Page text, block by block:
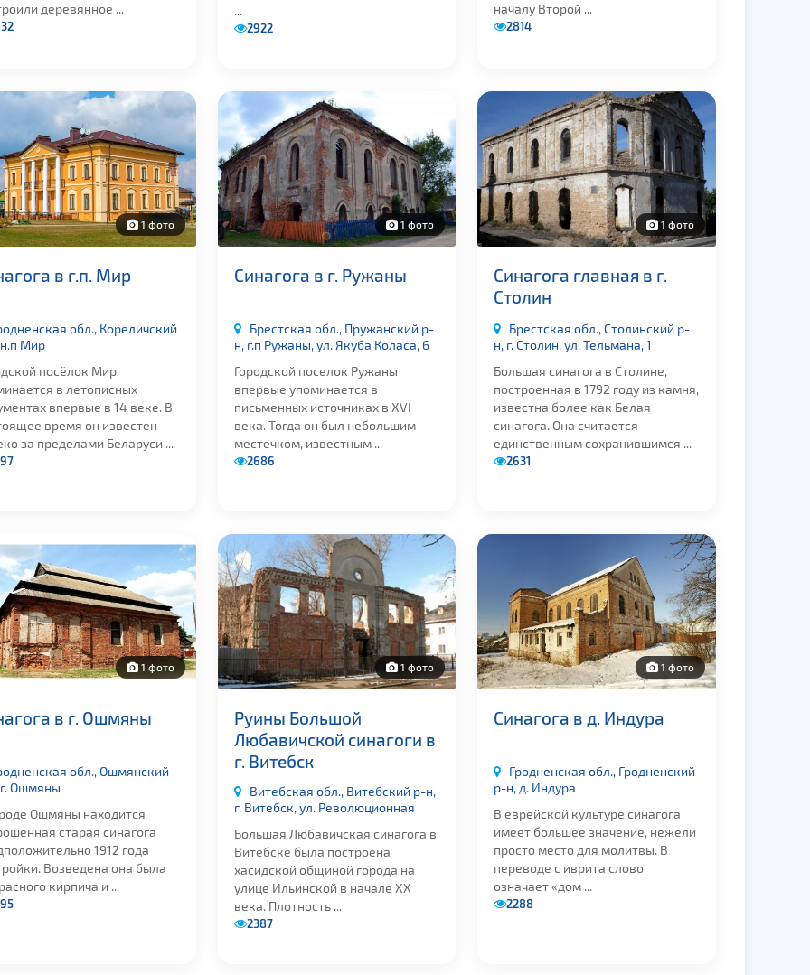
деревянное ...
...
2922
началу Второй ...
2814
1 фото
в г.п. Мир
обл., Кореличский
Мир
посёлок Мир
в летописных
впервые в 14 веке. В
время он известен
за пределами Беларуси ...
1 фото
Синагога в г. Ружаны
Брестская обл., Пружанский р-
н, г.п Ружаны, ул. Якуба Коласа, 6
Городской поселок Ружаны
впервые упоминается в
письменных источниках в XVI
века. Тогда он был небольшим
местечком, известным ...
2686
1 фото
Синагога главная в г.
Столин
Брестская обл., Столинский р-
н, г. Столин, ул. Тельмана, 1
Большая синагога в Столине,
построенная в 1792 году из камня,
известна более как Белая
синагога. Она считается
единственным сохранившимся ...
2631
1 фото
в г. Ошмяны
обл., Ошмянский
Ошмяны
Ошмяны находится
старая синагога
1912 года
Возведена она была
кирпича и ...
1 фото
Руины Большой
Любавичской синагоги в
г. Витебск
Витебская обл., Витебский р-н,
г. Витебск, ул. Революционная
Большая Любавичская синагога в
Витебске была построена
хасидской общиной города на
улице Ильинской в начале XX
века. Плотность ...
2387
1 фото
Синагога в д. Индура
Гродненская обл., Гродненский
р-н, д. Индура
В еврейской культуре синагога
имеет большее значение, нежели
просто место для молитвы. В
переводе с иврита слово
означает «дом ...
2288